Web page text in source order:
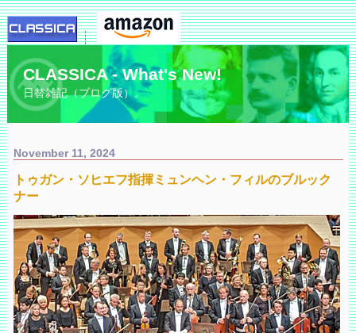
CLASSICA - What's New!
日替雑記（ブログ版）。
November 11, 2024
トゥガン・ソヒエフ指揮ミュンヘン・フィルのブルック
ナー